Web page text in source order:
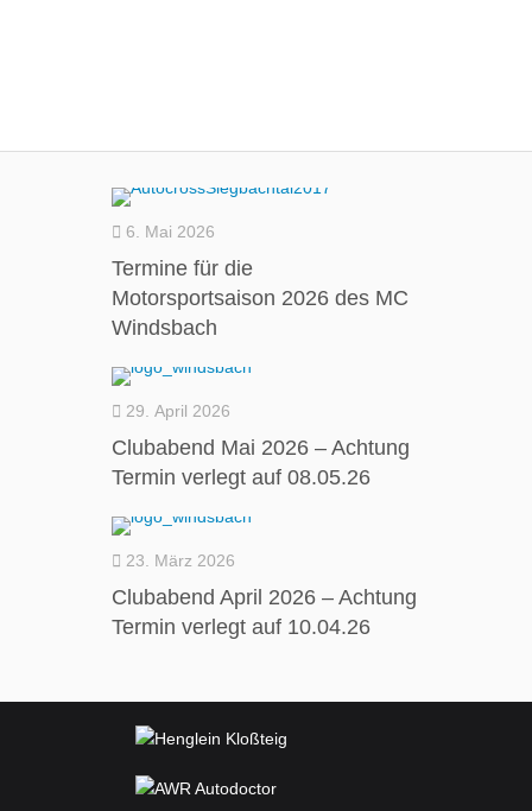
6. Mai 2026
Termine für die
Motorsportsaison 2026 des MC
Windsbach
29. April 2026
Clubabend Mai 2026 – Achtung
Termin verlegt auf 08.05.26
23. März 2026
Clubabend April 2026 – Achtung
Termin verlegt auf 10.04.26